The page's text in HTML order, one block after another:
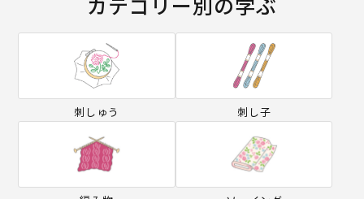
刺しゅう 刺し子